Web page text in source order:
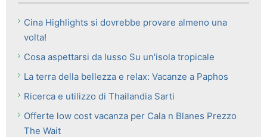
Cina Highlights si dovrebbe provare almeno una
volta!
Cosa aspettarsi da lusso Su un'isola tropicale
La terra della bellezza e relax: Vacanze a Paphos
Ricerca e utilizzo di Thailandia Sarti
Offerte low cost vacanza per Cala n Blanes Prezzo
The Wait